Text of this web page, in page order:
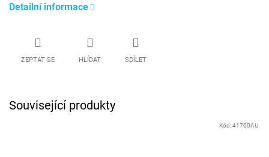
Detailní informace
ZEPTAT SE HLÍDAT SDÍLET
Související produkty
Kód:41700AU